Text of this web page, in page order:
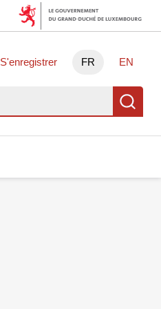
S'enregistrer FR EN